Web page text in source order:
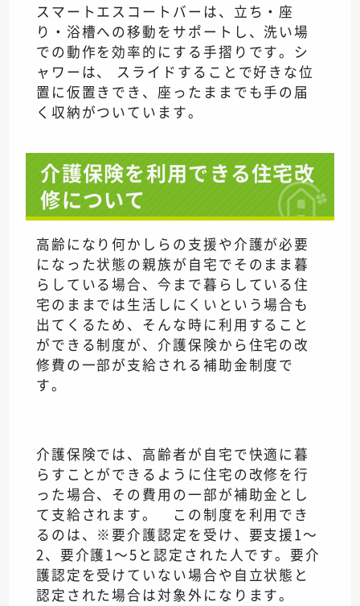
スマートエスコートバーは、立ち・座
り・浴槽への移動をサポートし、洗い場
での動作を効率的にする手摺りです。シ
ャワーは、 スライドすることで好きな位
置に仮置きでき、座ったままでも手の届
く収納がついています。
介護保険を利用できる住宅改
修について
高齢になり何かしらの支援や介護が必要
になった状態の親族が自宅でそのまま暮
らしている場合、今まで暮らしている住
宅のままでは生活しにくいという場合も
出てくるため、そんな時に利用すること
ができる制度が、介護保険から住宅の改
修費の一部が支給される補助金制度で
す。
介護保険では、高齢者が自宅で快適に暮
らすことができるように住宅の改修を行
った場合、その費用の一部が補助金とし
て支給されます。 この制度を利用でき
るのは、※要介護認定を受け、要支援1～
2、要介護1～5と認定された人です。要介
護認定を受けていない場合や自立状態と
認定された場合は対象外になります。